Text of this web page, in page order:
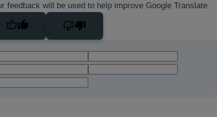
feedback will be used to help improve Google Translate